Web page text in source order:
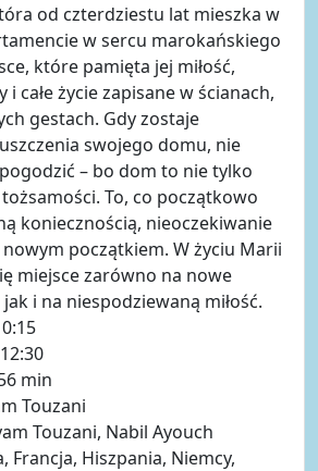
od czterdziestu lat mieszka w
w sercu marokańskiego
które pamięta jej miłość,
i całe życie zapisane w ścianach,
gestach. Gdy zostaje
swojego domu, nie
– bo dom to nie tylko
To, co początkowo
koniecznością, nieoczekiwanie
początkiem. W życiu Marii
miejsce zarówno na nowe
i na niespodziewaną miłość.
min
Touzani
Touzani, Nabil Ayouch
Francja, Hiszpania, Niemcy,